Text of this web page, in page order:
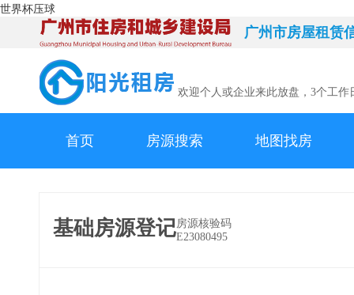
世界杯压球
广州市房屋租赁
欢迎个人或企业来此放盘，3个工作
首页 房源搜索 地图找房
基础房源登记房源核验码
E23080495